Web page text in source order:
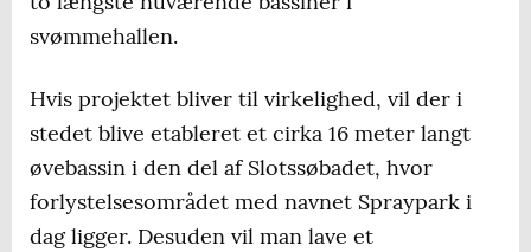
svømmehallen.
Hvis projektet bliver til virkelighed, vil der i
stedet blive etableret et cirka 16 meter langt
øvebassin i den del af Slotssøbadet, hvor
forlystelsesområdet med navnet Spraypark i
dag ligger. Desuden vil man lave et